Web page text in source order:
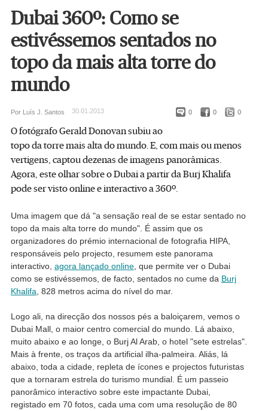
Dubai 360º: Como se
estivéssemos sentados no
topo da mais alta torre do
mundo
0 0 0
Por Luís J. Santos 30.01.2013
O fotógrafo Gerald Donovan subiu ao
topo da torre mais alta do mundo. E, com mais ou menos
vertigens, captou dezenas de imagens panorâmicas.
Agora, este olhar sobre o Dubai a partir da Burj Khalifa
pode ser visto online e interactivo a 360º.
Uma imagem que dá "a sensação real de se estar sentado no
topo da mais alta torre do mundo". É assim que os
organizadores do prémio internacional de fotografia HIPA,
responsáveis pelo projecto, resumem este panorama
interactivo, agora lançado online, que permite ver o Dubai
como se estivéssemos, de facto, sentados no cume da Burj
Khalifa , 828 metros acima do nível do mar.
Logo ali, na direcção dos nossos pés a baloiçarem, vemos o
Dubai Mall, o maior centro comercial do mundo. Lá abaixo,
muito abaixo e ao longe, o Burj Al Arab, o hotel "sete estrelas".
Mais à frente, os traços da artificial ilha-palmeira. Aliás, lá
abaixo, toda a cidade, repleta de ícones e projectos futuristas
que a tornaram estrela do turismo mundial. É um passeio
panorâmico interactivo sobre este impactante Dubai,
registado em 70 fotos, cada uma com uma resolução de 80